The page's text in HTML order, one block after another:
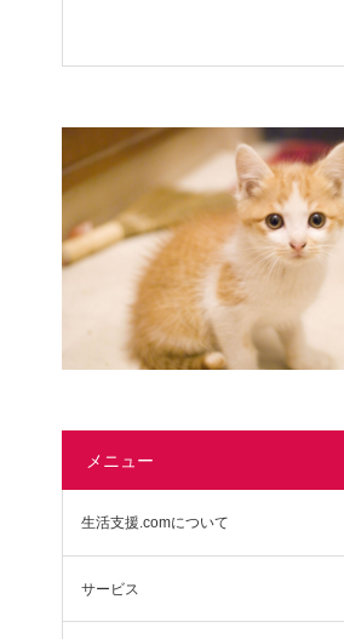
メニュー
生活支援.comについて
サービス